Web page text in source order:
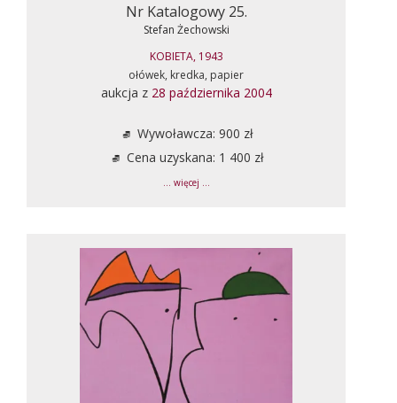
Nr Katalogowy 25.
Stefan Żechowski
KOBIETA, 1943
ołówek, kredka, papier
aukcja z 28 października 2004
Wywoławcza: 900 zł
Cena uzyskana: 1 400 zł
... więcej ...